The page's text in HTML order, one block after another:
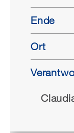
Ende
Ort